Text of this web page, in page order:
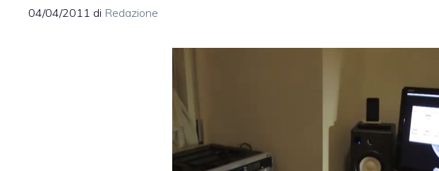
04/04/2011 di Redazione